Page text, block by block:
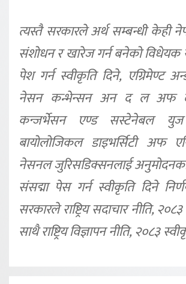
त्यस्तै सरकारले अर्थ सम्बन्धी केही
संशोधन र खारेज गर्न बनेको विधेयक
पेश गर्न स्वीकृति दिने, एग्रिमेण्ट
नेसन कन्भेन्सन अन द ल अफ
कन्जर्भेसन एण्ड सस्टेनेबल
बायोलोजिकल डाइभर्सिटी अफ
नेसनल जुरिसडिक्सनलाई
संसद्मा पेस गर्न स्वीकृति दिने
सरकारले राष्ट्रिय सदाचार नीति,
साथै राष्ट्रिय विज्ञापन नीति, २०८३